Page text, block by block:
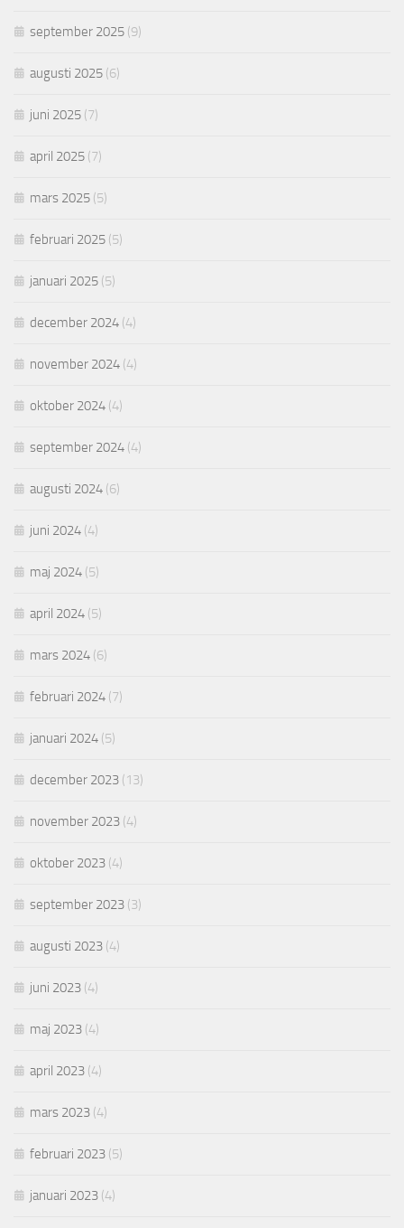
september 2025 (9)
augusti 2025 (6)
juni 2025 (7)
april 2025 (7)
mars 2025 (5)
februari 2025 (5)
januari 2025 (5)
december 2024 (4)
november 2024 (4)
oktober 2024 (4)
september 2024 (4)
augusti 2024 (6)
juni 2024 (4)
maj 2024 (5)
april 2024 (5)
mars 2024 (6)
februari 2024 (7)
januari 2024 (5)
december 2023 (13)
november 2023 (4)
oktober 2023 (4)
september 2023 (3)
augusti 2023 (4)
juni 2023 (4)
maj 2023 (4)
april 2023 (4)
mars 2023 (4)
februari 2023 (5)
januari 2023 (4)